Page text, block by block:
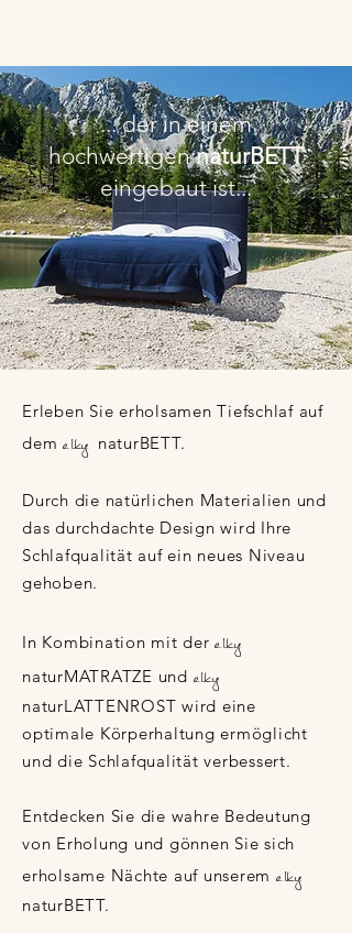
... der in einem
hochwertigennaturBETT
eingebaut ist...
Erleben Sie erholsamen Tiefschlaf auf
dem elky naturBETT.
Durch die natürlichen Materialien und
das durchdachte Design wird Ihre
Schlafqualität auf ein neues Niveau
gehoben.
In Kombination mit derelky
naturMATRATZE und elky
naturLATTENROST wird eine
optimale Körperhaltung ermöglicht
und die Schlafqualität verbessert.
Entdecken Sie die wahre Bedeutung
von Erholung und gönnen Sie sich
erholsame Nächte auf unserem elky
naturBETT.